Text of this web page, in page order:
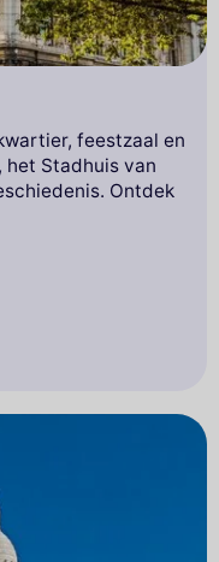
feestzaal en
het Stadhuis van
Ontdek